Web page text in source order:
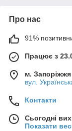
Про нас
91%
Працює з
м. Запоріжжя
вул.
Контакти
Сьогодні
Показати